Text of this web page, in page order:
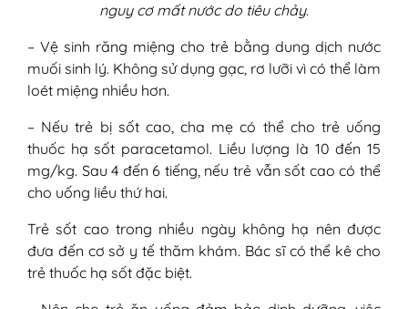
nguy cơ mất nước do tiêu chảy.
– Vệ sinh răng miệng cho trẻ bằng dung dịch nước
muối sinh lý. Không sử dụng gạc, rơ lưỡi vì có thể làm
loét miệng nhiều hơn.
– Nếu trẻ bị sốt cao, cha mẹ có thể cho trẻ uống
thuốc hạ sốt paracetamol. Liều lượng là 10 đến 15
mg/kg. Sau 4 đến 6 tiếng, nếu trẻ vẫn sốt cao có thể
cho uống liều thứ hai.
Trẻ sốt cao trong nhiều ngày không hạ nên được
đưa đến cơ sở y tế thăm khám. Bác sĩ có thể kê cho
trẻ thuốc hạ sốt đặc biệt.